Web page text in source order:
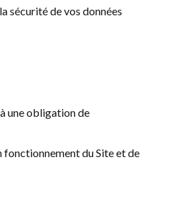
sécurité de vos données
une obligation de
fonctionnement du Site et de